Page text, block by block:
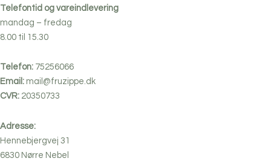
Telefontid og vareindlevering
mandag – fredag
8.00 til 15.30
Telefon: 75256066
Email: mail@fruzippe.dk
CVR: 20350733
Adresse:
Hennebjergvej 31
6830 Nørre Nebel